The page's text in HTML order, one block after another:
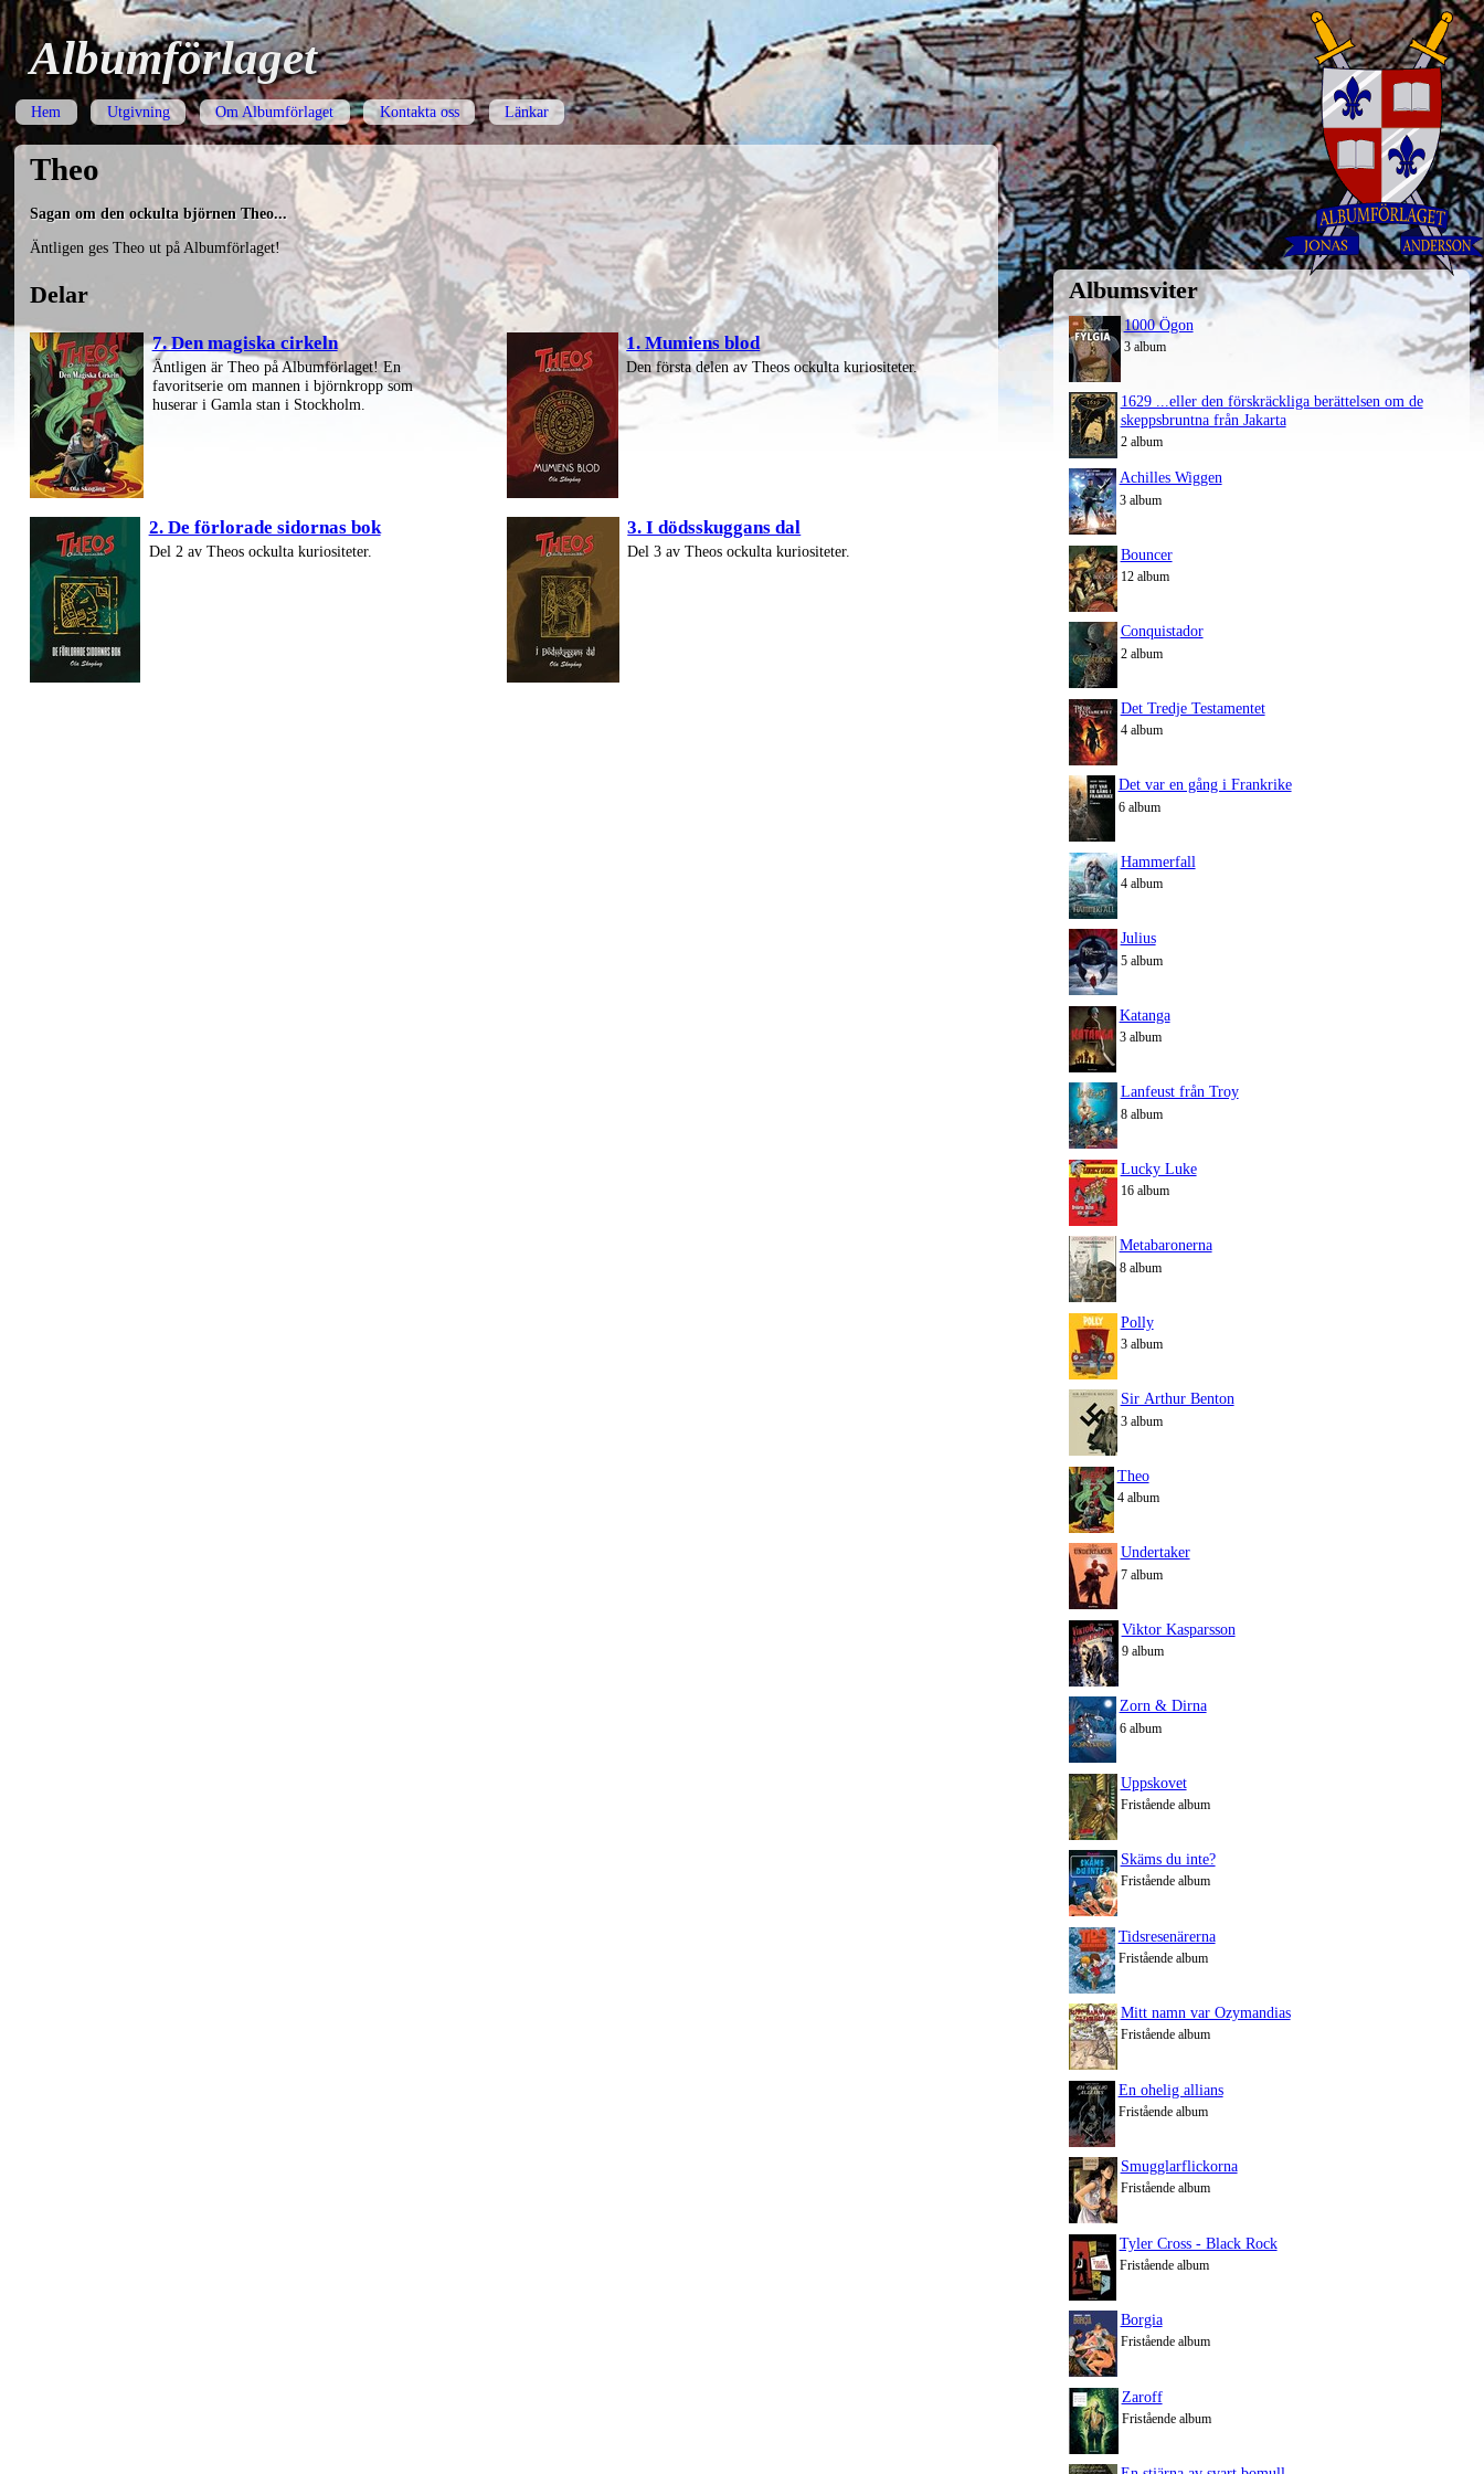
Albumförlaget
Hem Utgivning Om Albumförlaget Kontakta oss Länkar
Theo
Sagan om den ockulta björnen Theo...
Äntligen ges Theo ut på Albumförlaget!
Delar
7. Den magiska cirkeln
Äntligen är Theo på Albumförlaget! En
favoritserie om mannen i björnkropp som
huserar i Gamla stan i Stockholm.
1. Mumiens blod
Den första delen av Theos ockulta kuriositeter.
2. De förlorade sidornas bok
Del 2 av Theos ockulta kuriositeter.
3. I dödsskuggans dal
Del 3 av Theos ockulta kuriositeter.
Albumsviter
1000 Ögon
3 album
1629 ...eller den förskräckliga berättelsen om de
skeppsbruntna från Jakarta
2 album
Achilles Wiggen
3 album
Bouncer
12 album
Conquistador
2 album
Det Tredje Testamentet
4 album
Det var en gång i Frankrike
6 album
Hammerfall
4 album
Julius
5 album
Katanga
3 album
Lanfeust från Troy
8 album
Lucky Luke
16 album
Metabaronerna
8 album
Polly
3 album
Sir Arthur Benton
3 album
Theo
4 album
Undertaker
7 album
Viktor Kasparsson
9 album
Zorn & Dirna
6 album
Uppskovet
Fristående album
Skäms du inte?
Fristående album
Tidsresenärerna
Fristående album
Mitt namn var Ozymandias
Fristående album
En ohelig allians
Fristående album
Smugglarflickorna
Fristående album
Tyler Cross - Black Rock
Fristående album
Borgia
Fristående album
Zaroff
Fristående album